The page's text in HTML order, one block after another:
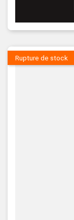
Rupture de stock